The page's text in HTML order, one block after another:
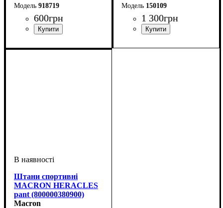
918719
600грн
Чоловічий
150109
1 300грн
Штани спортивні
MACRON HERACLES
pant (800000380900)
Macron